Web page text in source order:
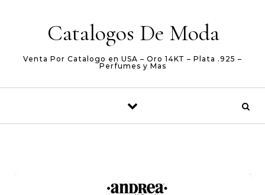
Catalogos De Moda
Venta Por Catalogo en USA – Oro 14KT – Plata .925 –
Perfumes y Mas